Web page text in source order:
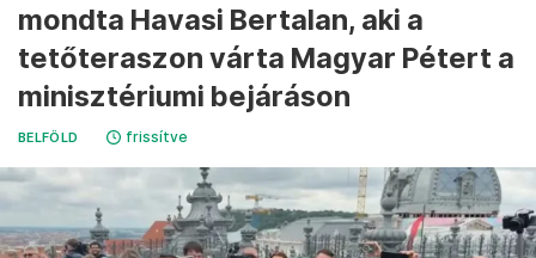
mondta Havasi Bertalan, aki a
tetőteraszon várta Magyar Pétert a
minisztériumi bejáráson
BELFÖLD frissítve